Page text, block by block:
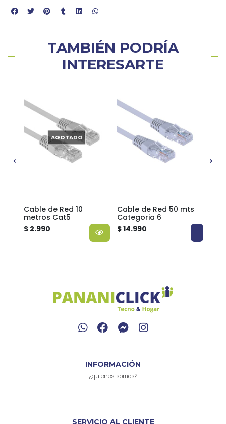
TAMBIÉN PODRÍA
INTERESARTE
AGOTADO
Cable de Red 10
metros Cat5
$ 2.990
Cable de Red 50 mts
Categoria 6
$ 14.990
INFORMACIÓN
¿quienes somos?
SERVICIO AL CLIENTE